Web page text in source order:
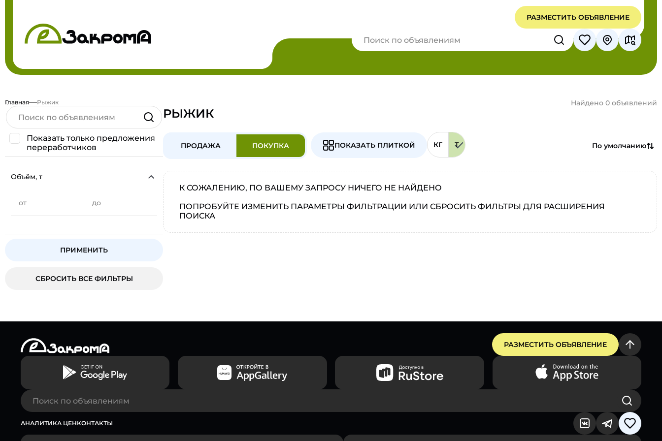
РАЗМЕСТИТЬ ОБЪЯВЛЕНИЕ
Главная Рыжик
Показать только предложения
переработчиков
Объём, т
от до
ПРИМЕНИТЬ
СБРОСИТЬ ВСЕ ФИЛЬТРЫ
РЫЖИК
Найдено 0 объявлений
ПРОДАЖА ПОКУПКА ПОКАЗАТЬ ПЛИТКОЙ КГ Т По умолчанию
К СОЖАЛЕНИЮ, ПО ВАШЕМУ ЗАПРОСУ НИЧЕГО НЕ НАЙДЕНО
ПОПРОБУЙТЕ ИЗМЕНИТЬ ПАРАМЕТРЫ ФИЛЬТРАЦИИ ИЛИ СБРОСИТЬ ФИЛЬТРЫ ДЛЯ РАСШИРЕНИЯ
РАЗМЕСТИТЬ ОБЪЯВЛЕНИЕ
АНАЛИТИКА ЦЕНКОНТАКТЫ